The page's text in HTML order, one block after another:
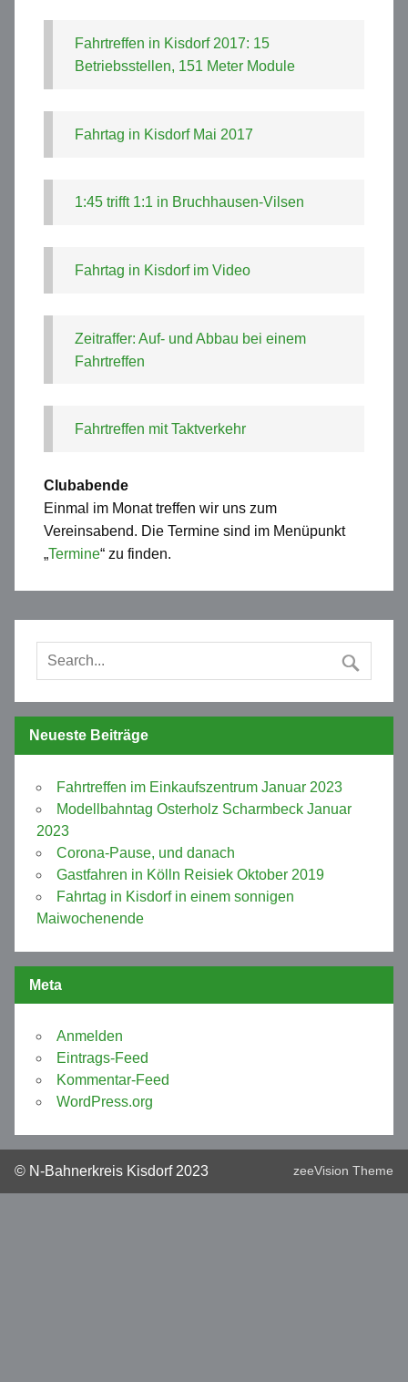
Fahrtreffen in Kisdorf 2017: 15
Betriebsstellen, 151 Meter Module
Fahrtag in Kisdorf Mai 2017
1:45 trifft 1:1 in Bruchhausen-Vilsen
Fahrtag in Kisdorf im Video
Zeitraffer: Auf- und Abbau bei einem
Fahrtreffen
Fahrtreffen mit Taktverkehr
Clubabende
Einmal im Monat treffen wir uns zum
Vereinsabend. Die Termine sind im Menüpunkt
„Termine“ zu finden.
Neueste Beiträge
Fahrtreffen im Einkaufszentrum Januar 2023
Modellbahntag Osterholz Scharmbeck Januar
2023
Corona-Pause, und danach
Gastfahren in Kölln Reisiek Oktober 2019
Fahrtag in Kisdorf in einem sonnigen
Maiwochenende
Meta
Anmelden
Eintrags-Feed
Kommentar-Feed
WordPress.org
© N-Bahnerkreis Kisdorf 2023 zeeVision Theme